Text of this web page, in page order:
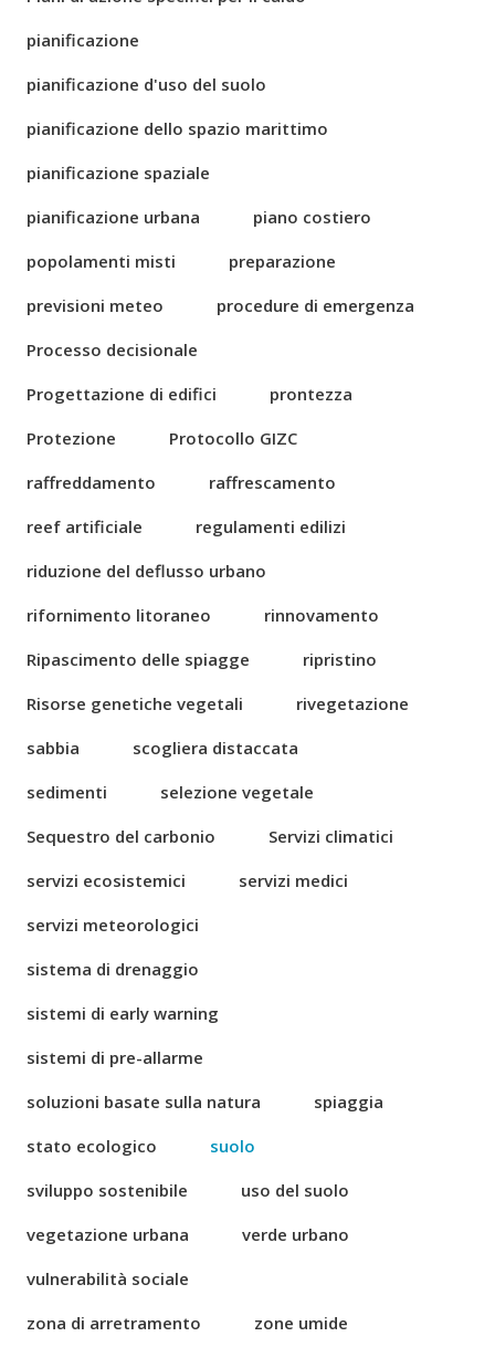
pianificazione
pianificazione d'uso del suolo
pianificazione dello spazio marittimo
pianificazione spaziale
pianificazione urbana
piano costiero
popolamenti misti
preparazione
previsioni meteo
procedure di emergenza
Processo decisionale
Progettazione di edifici
prontezza
Protezione
Protocollo GIZC
raffreddamento
raffrescamento
reef artificiale
regulamenti edilizi
riduzione del deflusso urbano
rifornimento litoraneo
rinnovamento
Ripascimento delle spiagge
ripristino
Risorse genetiche vegetali
rivegetazione
sabbia
scogliera distaccata
sedimenti
selezione vegetale
Sequestro del carbonio
Servizi climatici
servizi ecosistemici
servizi medici
servizi meteorologici
sistema di drenaggio
sistemi di early warning
sistemi di pre-allarme
soluzioni basate sulla natura
spiaggia
stato ecologico
suolo
sviluppo sostenibile
uso del suolo
vegetazione urbana
verde urbano
vulnerabilità sociale
zona di arretramento
zone umide